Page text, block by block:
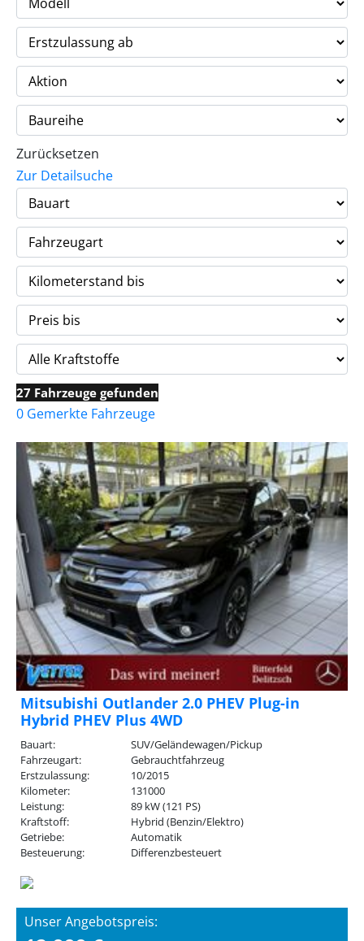
Zurücksetzen
Zur Detailsuche
27 Fahrzeuge gefunden
0 Gemerkte Fahrzeuge
Mitsubishi Outlander 2.0 PHEV Plug-in
Hybrid PHEV Plus 4WD
Bauart:
SUV/Geländewagen/Pickup
Fahrzeugart:
Gebrauchtfahrzeug
Erstzulassung:
10/2015
Kilometer:
131000
Leistung:
89 kW (121 PS)
Kraftstoff:
Hybrid (Benzin/Elektro)
Getriebe:
Automatik
Besteuerung:
Differenzbesteuert
Unser Angebotspreis: